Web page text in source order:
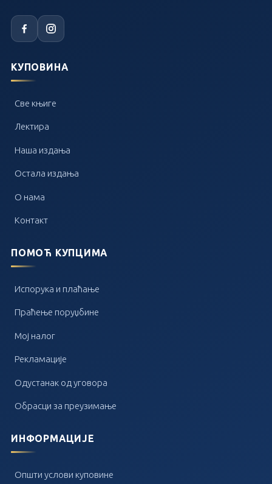
КУПОВИНА
Све књиге
Лектира
Наша издања
Остала издања
О нама
Контакт
ПОМОЋ КУПЦИМА
Испорука и плаћање
Праћење поруџбине
Мој налог
Рекламације
Одустанак од уговора
Обрасци за преузимање
ИНФОРМАЦИЈЕ
Општи услови куповине